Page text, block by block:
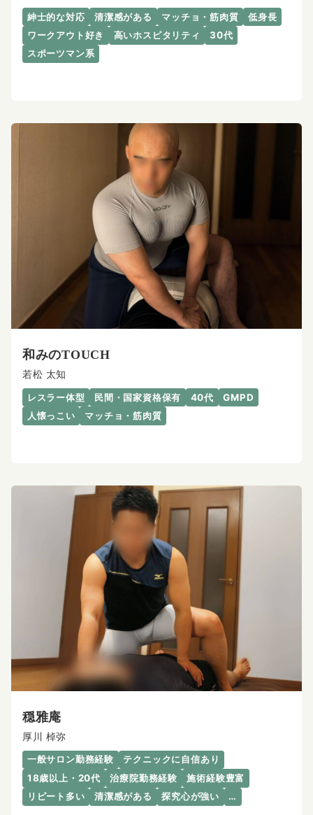
紳士的な対応 清潔感がある マッチョ・筋肉質
低身長
ワークアウト好き
高いホスピタリティ
30代
スポーツマン系
和みのTOUCH
若松 太知
レスラー体型 民間・国家資格保有 40代
GMPD
人懐っこい
マッチョ・筋肉質
穏雅庵
厚川 棹弥
一般サロン勤務経験
テクニックに自信あり
18歳以上・20代
治療院勤務経験
施術経験豊富
リピート多い
清潔感がある 探究心が強い …